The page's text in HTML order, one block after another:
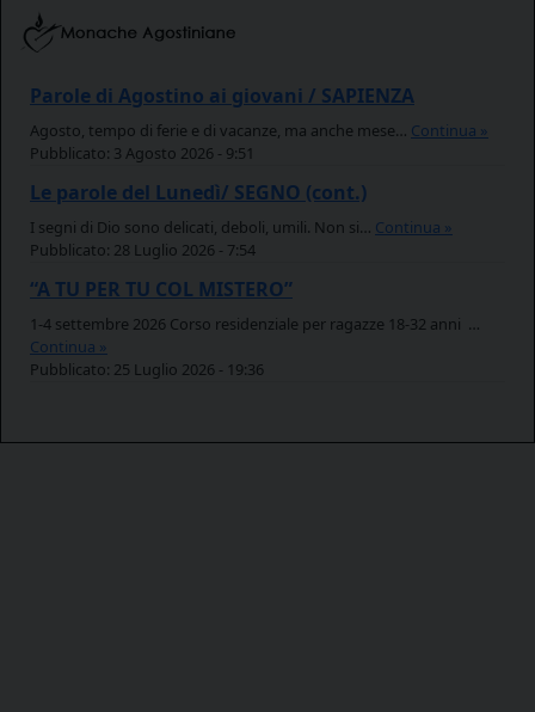
Parole di Agostino ai giovani / SAPIENZA
Agosto, tempo di ferie e di vacanze, ma anche mese…
3 Agosto 2026 - 9:51
Le parole del Lunedì/ SEGNO (cont.)
I segni di Dio sono delicati, deboli, umili. Non si…
28 Luglio 2026 - 7:54
“A TU PER TU COL MISTERO”
1-4 settembre 2026 Corso residenziale per ragazze 18-32 anni …
25 Luglio 2026 - 19:36